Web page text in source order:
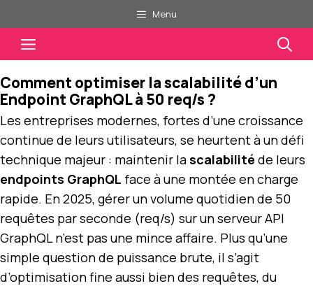
au
contenu
Menu
Menu
Comment optimiser la scalabilité d’un
Endpoint GraphQL à 50 req/s ?
Les entreprises modernes, fortes d’une croissance
continue de leurs utilisateurs, se heurtent à un défi
technique majeur : maintenir lascalabilité de leurs
endpoints GraphQL face à une montée en charge
rapide. En 2025, gérer un volume quotidien de 50
requêtes par seconde (req/s) sur un serveur API
GraphQL n’est pas une mince affaire. Plus qu’une
simple question de puissance brute, il s’agit
d’optimisation fine aussi bien des requêtes, du